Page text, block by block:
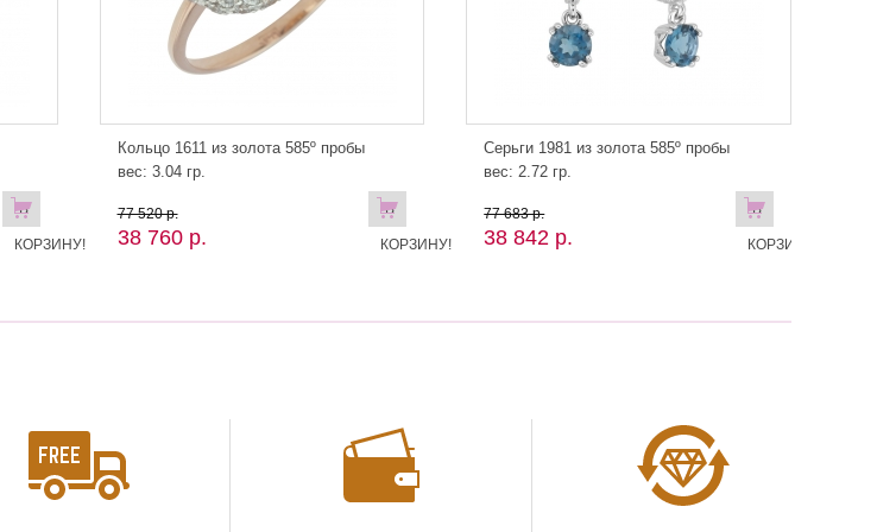
В
КОРЗИНУ!
Кольцо 1611 из золота 585º пробы
вес: 3.04 гр.
77 520 р.
38 760 р.
В
КОРЗИНУ!
Серьги 1981 из золота 585º пробы
вес: 2.72 гр.
77 683 р.
38 842 р.
В
КОРЗИНУ